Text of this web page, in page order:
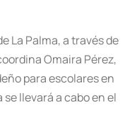
La Palma, a través de
Omaira Pérez,
para escolares en
llevará a cabo en el